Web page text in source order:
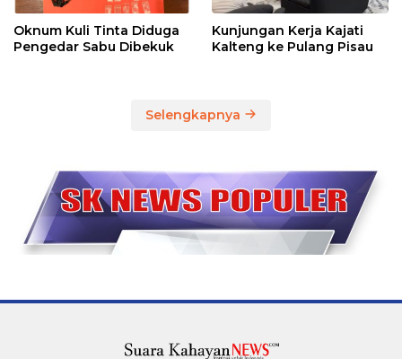
Oknum Kuli Tinta Diduga
Pengedar Sabu Dibekuk
Kunjungan Kerja Kajati
Kalteng ke Pulang Pisau
Selengkapnya